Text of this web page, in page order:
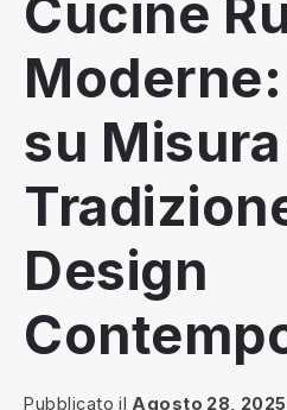
Cucine
su
Design
Pubblicato il Agosto 28, 2025